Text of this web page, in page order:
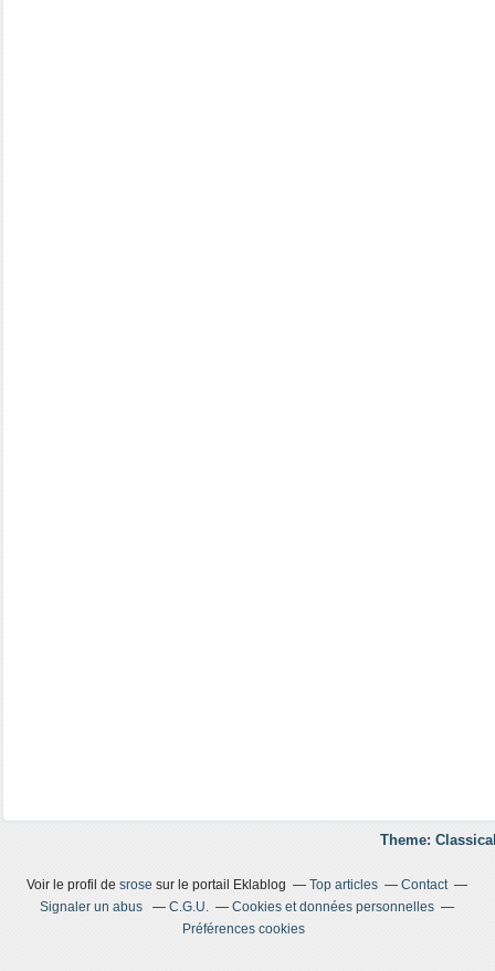
Theme:
Voir le profil desrose sur le portail Eklablog Top articles
Contact
Signaler un abus
C.G.U.
Cookies et données personnelles
Préférences cookies